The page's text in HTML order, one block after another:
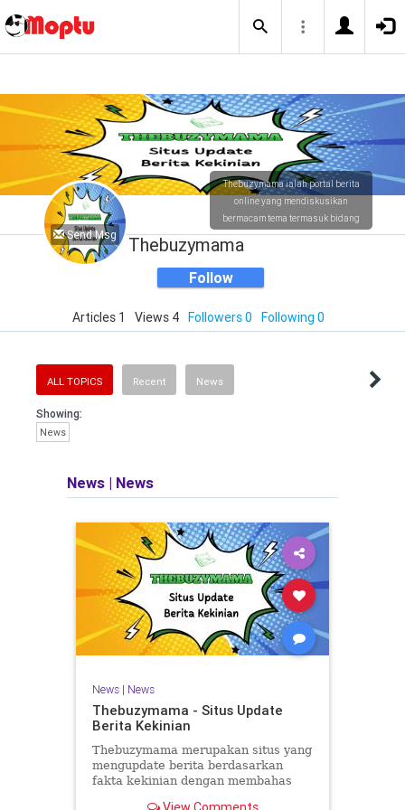
Send Msg
Thebuzymama ialah portal berita
online yang mendiskusikan
bermacam tema termasuk bidang
bisnis, viral, teknologi, otomotif,
olahraga, game, unik, gaya hidup
serta masih tersedia lainnya.
Thebuzymama
Follow
Articles 1 Views 4 Followers 0 Following 0
ALL TOPICS Recent News
Showing:
News
News | News
News| News
Thebuzymama - Situs Update
Berita Kekinian
Thebuzymama merupakan situs yang
mengupdate berita berdasarkan
fakta kekinian dengan membahas